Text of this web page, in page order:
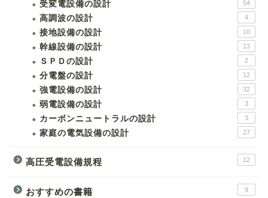
受変電設備の設計 54
高調波の設計 4
接地設備の設計 10
幹線設備の設計 13
ＳＰＤの設計 2
分電盤の設計 12
強電設備の設計 32
弱電設備の設計 3
カーボンニュートラルの設計 3
家庭の電気設備の設計 27
高圧受電設備規程 12
おすすめの書籍 9